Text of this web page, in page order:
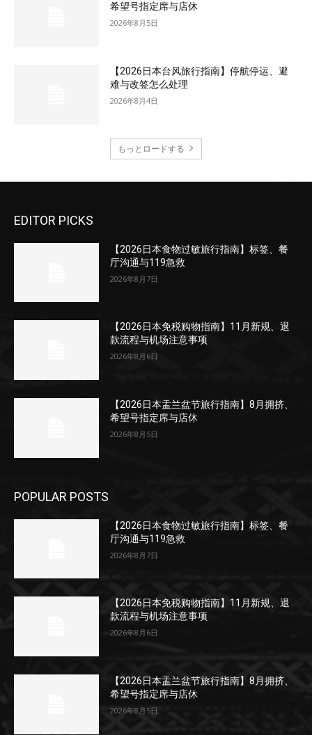
希望号指定席与店休
2026年8月5日
【2026日本台风旅行指南】停航停运、避
难与改签怎么处理
2026年8月4日
もっとロードする
EDITOR PICKS
【2026日本食物过敏旅行指南】标签、餐
厅沟通与119急救
2026年8月7日
【2026日本免税购物指南】11月新规、退
款流程与机场注意事项
2026年8月6日
【2026日本盂兰盆节旅行指南】8月拥挤、
希望号指定席与店休
2026年8月5日
POPULAR POSTS
【2026日本食物过敏旅行指南】标签、餐
厅沟通与119急救
2026年8月7日
【2026日本免税购物指南】11月新规、退
款流程与机场注意事项
2026年8月6日
【2026日本盂兰盆节旅行指南】8月拥挤、
希望号指定席与店休
2026年8月5日